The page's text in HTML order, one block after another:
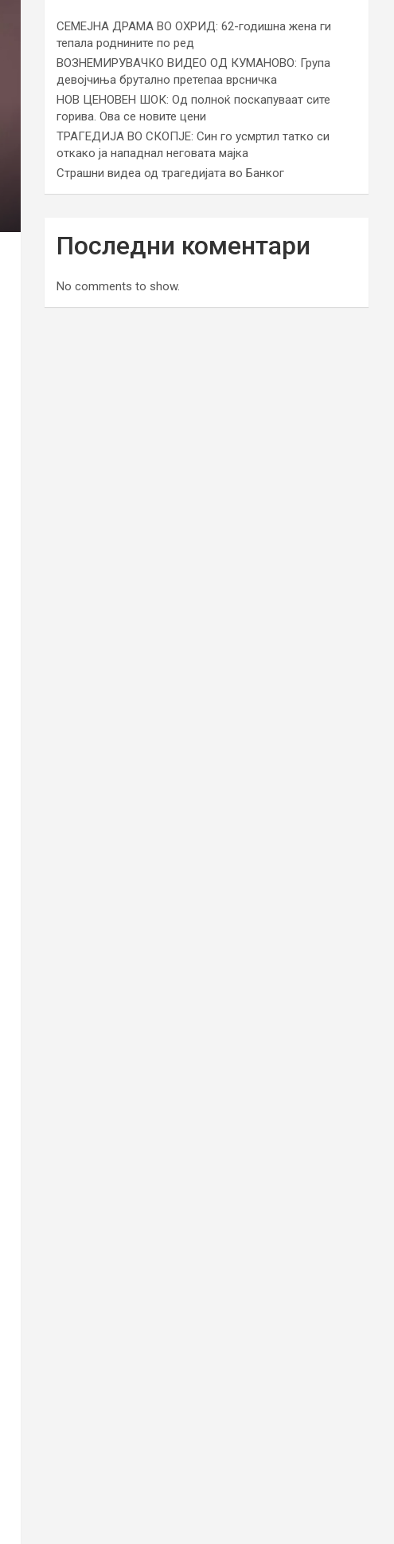
СЕМЕЈНА ДРАМА ВО ОХРИД: 62-годишна жена ги
тепала роднините по ред
ВОЗНЕМИРУВАЧКО ВИДЕО ОД КУМАНОВО: Група
девојчиња брутално претепаа врсничка
НОВ ЦЕНОВЕН ШОК: Од полноќ поскапуваат сите
горива. Ова се новите цени
ТРАГЕДИЈА ВО СКОПЈЕ: Син го усмртил татко си
откако ја нападнал неговата мајка
Страшни видеа од трагедијата во Банког
Последни коментари
No comments to show.